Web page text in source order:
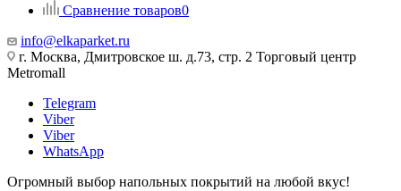
Сравнение товаров0
info@elkaparket.ru
г. Москва, Дмитровское ш. д.73, стр. 2 Торговый центр
Metromall
Telegram
Viber
Viber
WhatsApp
Огромный выбор напольных покрытий на любой вкус!